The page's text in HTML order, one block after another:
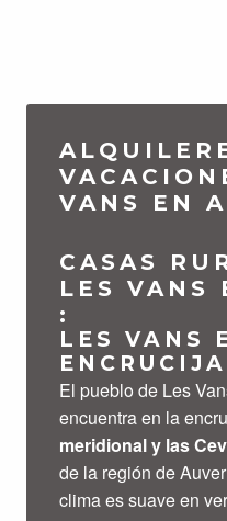
VANS EN
CASAS
LES VANS
:
LES VANS
El pueblo de Les
encuentra en la
meridional y las
de la región de
clima es suave en